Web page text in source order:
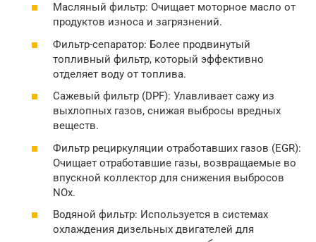
Масляный фильтр: Очищает моторное масло от
продуктов износа и загрязнений.
Фильтр-сепаратор: Более продвинутый
топливный фильтр, который эффективно
отделяет воду от топлива.
Сажевый фильтр (DPF): Улавливает сажу из
выхлопных газов, снижая выбросы вредных
веществ.
Фильтр рециркуляции отработавших газов (EGR):
Очищает отработавшие газы, возвращаемые во
впускной коллектор для снижения выбросов
NOx.
Водяной фильтр: Используется в системах
охлаждения дизельных двигателей для